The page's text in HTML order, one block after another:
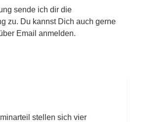
stellen sich vier
sende ich dir die
zu. Du kannst Dich auch gerne
Email anmelden.